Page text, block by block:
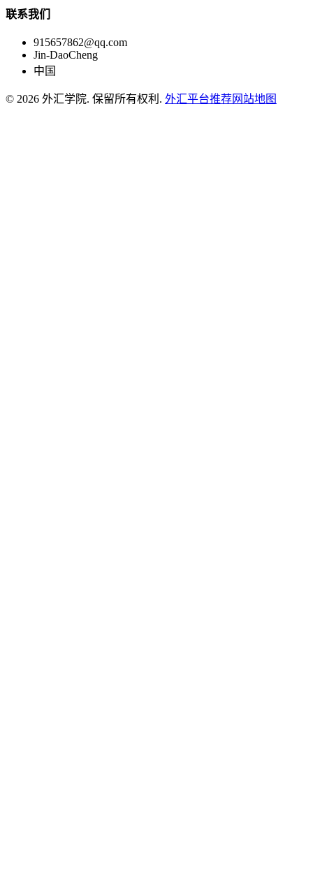
联系我们
915657862@qq.com
Jin-DaoCheng
中国
© 2026 外汇学院. 保留所有权利. 外汇平台推荐网站地图